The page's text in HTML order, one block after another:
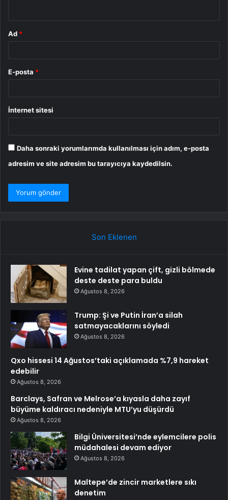
Ad *
E-posta *
İnternet sitesi
Daha sonraki yorumlarımda kullanılması için adım, e-posta
adresim ve site adresim bu tarayıcıya kaydedilsin.
Son Eklenen
Evine tadilat yapan çift, gizli bölmede
deste deste para buldu
Ağustos 8, 2026
Trump: Şi ve Putin İran’a silah
satmayacaklarını söyledi
Ağustos 8, 2026
Qxo hissesi 14 Ağustos’taki açıklamada %7,9 hareket
edebilir
Ağustos 8, 2026
Barclays, Safran ve Melrose’a kıyasla daha zayıf
büyüme kaldıracı nedeniyle MTU’yu düşürdü
Ağustos 8, 2026
Bilgi Üniversitesi’nde eylemcilere polis
müdahalesi devam ediyor
Ağustos 8, 2026
Maltepe’de zincir marketlere sıkı
denetim